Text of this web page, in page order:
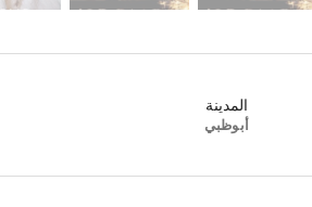
المدينة
أبوظبي